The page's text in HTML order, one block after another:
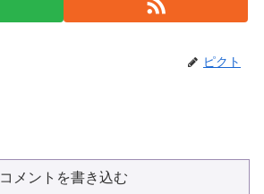
ピクト
コメントを書き込む